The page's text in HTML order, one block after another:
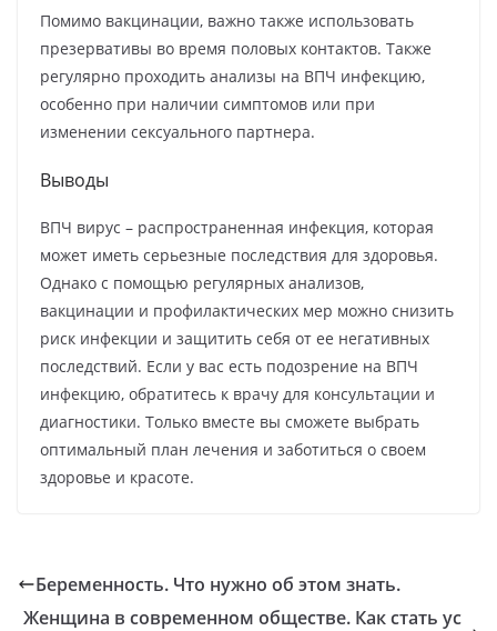
Помимо вакцинации, важно также использовать
презервативы во время половых контактов. Также
регулярно проходить анализы на ВПЧ инфекцию,
особенно при наличии симптомов или при
изменении сексуального партнера.
Выводы
ВПЧ вирус – распространенная инфекция, которая
может иметь серьезные последствия для здоровья.
Однако с помощью регулярных анализов,
вакцинации и профилактических мер можно снизить
риск инфекции и защитить себя от ее негативных
последствий. Если у вас есть подозрение на ВПЧ
инфекцию, обратитесь к врачу для консультации и
диагностики. Только вместе вы сможете выбрать
оптимальный план лечения и заботиться о своем
здоровье и красоте.
Беременность. Что нужно об этом знать.
Женщина в современном обществе. Как стать ус